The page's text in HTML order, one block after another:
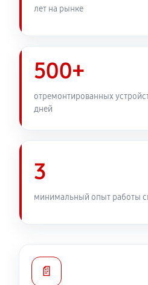
лет на рынке
500+
отремонтированных
дней
3
минимальный опыт работы
📄